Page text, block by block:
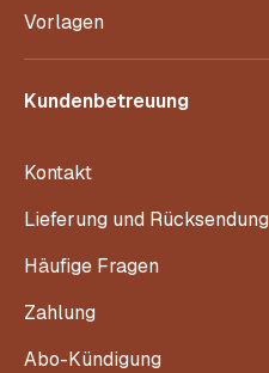
Vorlagen
Kundenbetreuung
Kontakt
Lieferung und Rücksendung
Häufige Fragen
Zahlung
Abo-Kündigung